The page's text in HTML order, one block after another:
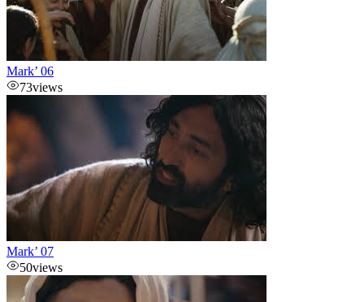
Mark’ 06
73views
Mark’ 07
50views